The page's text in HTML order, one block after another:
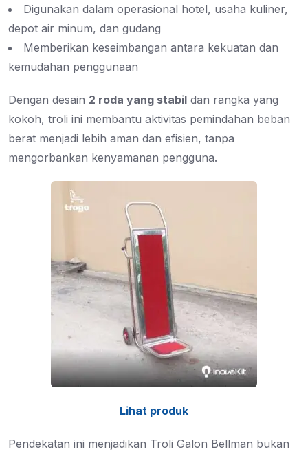
Digunakan dalam operasional hotel, usaha kuliner,
depot air minum, dan gudang
Memberikan keseimbangan antara kekuatan dan
kemudahan penggunaan
Dengan desain 2 roda yang stabil dan rangka yang
kokoh, troli ini membantu aktivitas pemindahan beban
berat menjadi lebih aman dan efisien, tanpa
mengorbankan kenyamanan pengguna.
Lihat produk
Pendekatan ini menjadikan Troli Galon Bellman bukan